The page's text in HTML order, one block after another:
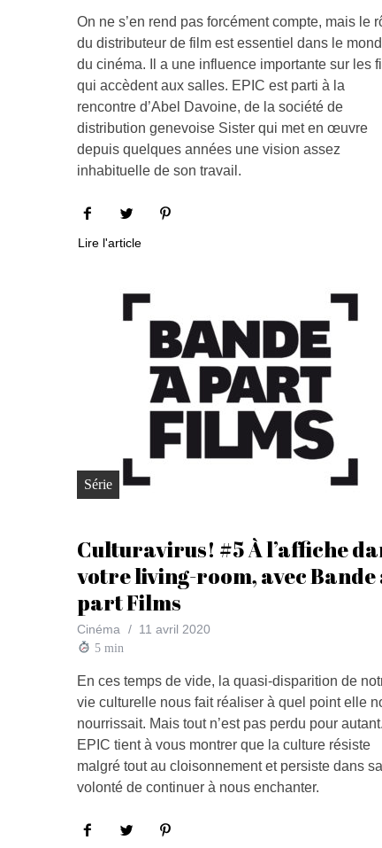
On ne s’en rend pas forcément compte, mais le
du distributeur de film est essentiel dans le
du cinéma. Il a une influence importante sur les
qui accèdent aux salles. EPIC est parti à la
rencontre d’Abel Davoine, de la société de
distribution genevoise Sister qui met en œuvre
depuis quelques années une vision assez
inhabituelle de son travail.
Lire l'article
Série
Culturavirus! #5 À l’affiche
votre living-room, avec Bande
part Films
Cinéma 11 avril 2020
5 min
En ces temps de vide, la quasi-disparition de
vie culturelle nous fait réaliser à quel point elle
nourrissait. Mais tout n’est pas perdu pour autant.
EPIC tient à vous montrer que la culture résiste
malgré tout au cloisonnement et persiste dans sa
volonté de continuer à nous enchanter.